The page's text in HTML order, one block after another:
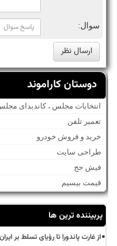
سوال:
دوستان کاراموند
انتخابات مجلس ، کاندیدای
تعمیر تلفن
خرید و فروش خودرو
طراحی سایت
فیش حج
قیمت بیسیم
پربیننده ترین ها
از غارت پاندورا تا رؤیای تسلط بر